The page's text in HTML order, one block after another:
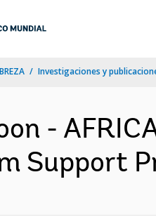
Investigaciones y
-
Support